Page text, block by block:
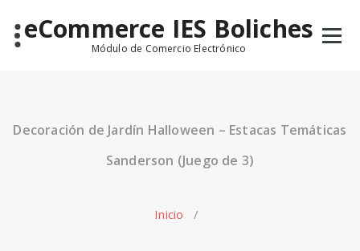
contenidoeCommerce IES Boliches
Módulo de Comercio Electrónico
Decoración de Jardín Halloween – Estacas Temáticas
Sanderson (Juego de 3)
Inicio /